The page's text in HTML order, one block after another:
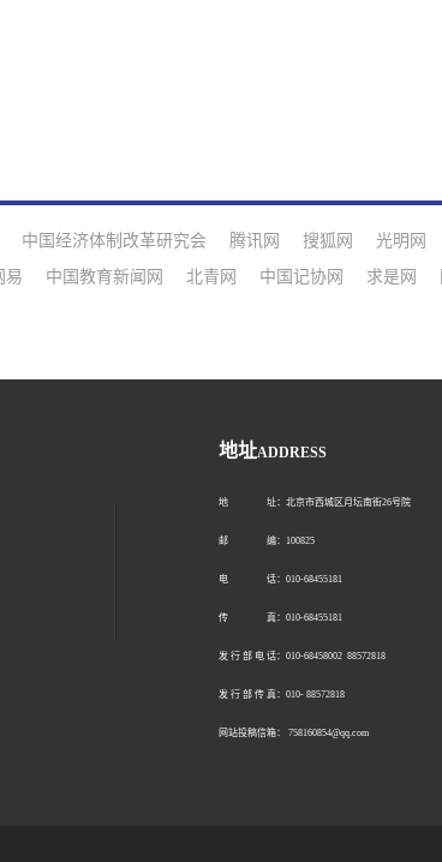
中国经济体制改革研究会 腾讯网 搜狐网 光明网
易 中国教育新闻网 北青网 中国记协网 求是网
地址ADDRESS
地 址：北京市西城区月坛南街26号院
邮 编：100825
电 话：010-68455181
传 真：010-68455181
发 行 部 电 话：010-68458002 88572818
发 行 部 传 真：010- 88572818
网站投稿信箱： 758160854@qq.com